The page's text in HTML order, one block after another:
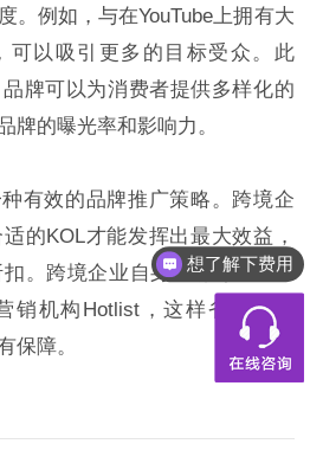
。例如，与在YouTube上拥有大
可以吸引更多的目标受众。此
牌可以为消费者提供多样化的
牌的曝光率和影响力。
有效的品牌推广策略。跨境企
的KOL才能发挥出最大效益，
。跨境企业自身没有专业KOL
销机构Hotlist，这样省心，省
保障。
想了解下费用